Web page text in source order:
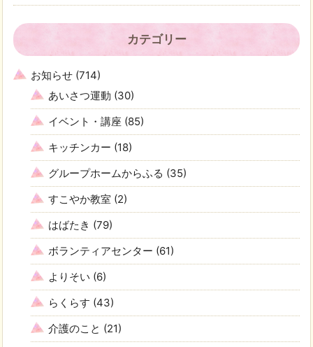
カテゴリー
お知らせ (714)
あいさつ運動 (30)
イベント・講座 (85)
キッチンカー (18)
グループホームからふる (35)
すこやか教室 (2)
はばたき (79)
ボランティアセンター (61)
よりそい (6)
らくらす (43)
介護のこと (21)